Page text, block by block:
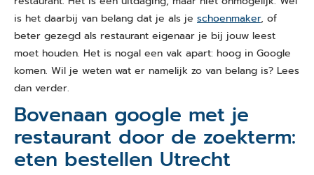
is het daarbij van belang dat je als je schoenmaker, of
beter gezegd als restaurant eigenaar je bij jouw leest
moet houden. Het is nogal een vak apart: hoog in Google
komen. Wil je weten wat er namelijk zo van belang is? Lees
dan verder.
Bovenaan google met je
restaurant door de zoekterm:
eten bestellen Utrecht